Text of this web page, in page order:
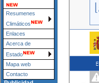
Resumenes
Climáticos
Enlaces
Acerca de
Estado
Mapa web
Contacto